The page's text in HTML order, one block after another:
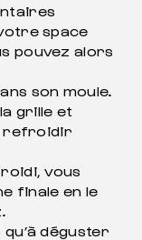
space
pouvez alors
son moule.
grille et
refroidir
vous
finale en le
déguster